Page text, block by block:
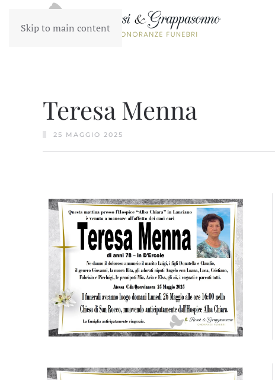
Skip to main content
Teresa Menna
25 MAGGIO 2025